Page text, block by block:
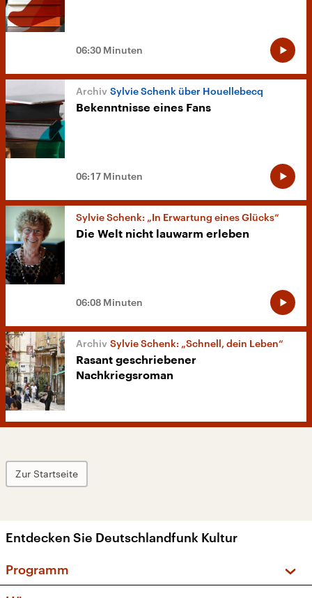
06:30 Minuten
Sylvie Schenk über Houellebecq
Bekenntnisse eines Fans
06:17 Minuten
Sylvie Schenk: „In Erwartung eines Glücks“
Die Welt nicht lauwarm erleben
06:08 Minuten
Sylvie Schenk: „Schnell, dein Leben“
Rasant geschriebener
Nachkriegsroman
Zur Startseite
Entdecken Sie Deutschlandfunk Kultur
Programm